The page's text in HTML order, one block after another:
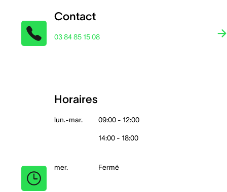
Contact
03 84 85 15 08
Horaires
lun.-mar. 09:00 - 12:00
14:00 - 18:00
mer. Fermé